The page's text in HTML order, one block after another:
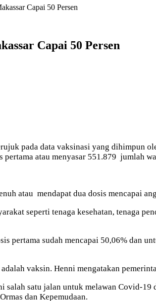
Capai 50 Persen
Capai 50 Persen
pada data vaksinasi yang dihimpun
atau menyasar 551.879 jumlah
atau mendapat dua dosis mencapai
seperti tenaga kesehatan, tenaga
pertama sudah mencapai 50,06% dan
vaksin. Henni mengatakan
salah satu jalan untuk melawan Covid-
dan Kepemudaan.